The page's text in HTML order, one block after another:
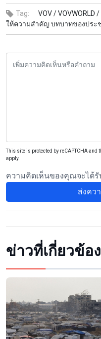
Tag: VOV /VOVWORLD /
ให้ความสำคัญ บทบาทของปร
This site is protected by reCAPTCHA and
apply.
ความคิดเห็นของคุณจะได้รั
ส่งคว
ข่าวที่เกี่ยวข้อง